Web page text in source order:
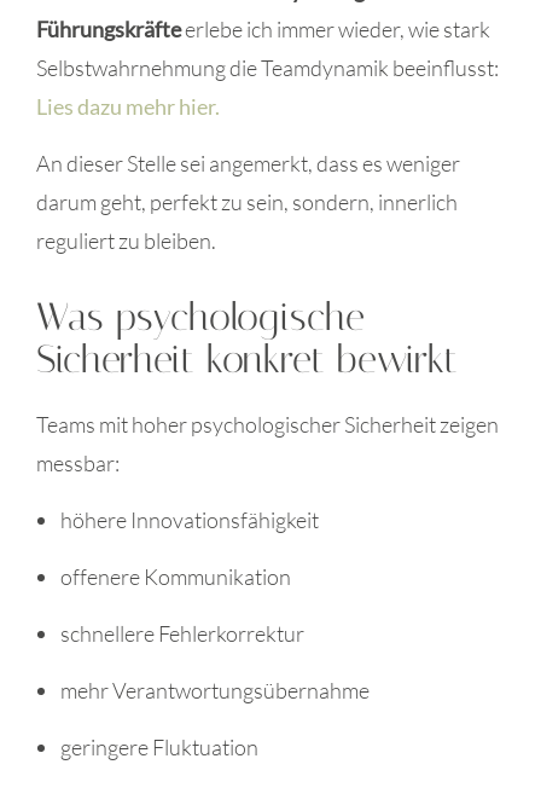
Führungskräfteerlebe ich immer wieder, wie stark
Selbstwahrnehmung die Teamdynamik beeinflusst:
Lies dazu mehr hier.
An dieser Stelle sei angemerkt, dass es weniger
darum geht, perfekt zu sein, sondern, innerlich
reguliert zu bleiben.
Was psychologische
Sicherheit konkret bewirkt
Teams mit hoher psychologischer Sicherheit zeigen
messbar:
höhere Innovationsfähigkeit
offenere Kommunikation
schnellere Fehlerkorrektur
mehr Verantwortungsübernahme
geringere Fluktuation